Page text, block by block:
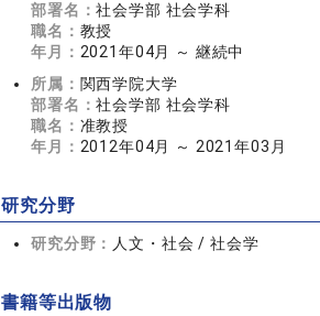
部署名：社会学部 社会学科
職名： 教授
年月： 2021年04月 ～ 継続中
所属： 関西学院大学
部署名：社会学部 社会学科
職名： 准教授
年月： 2012年04月 ～ 2021年03月
研究分野
研究分野： 人文・社会 / 社会学
書籍等出版物